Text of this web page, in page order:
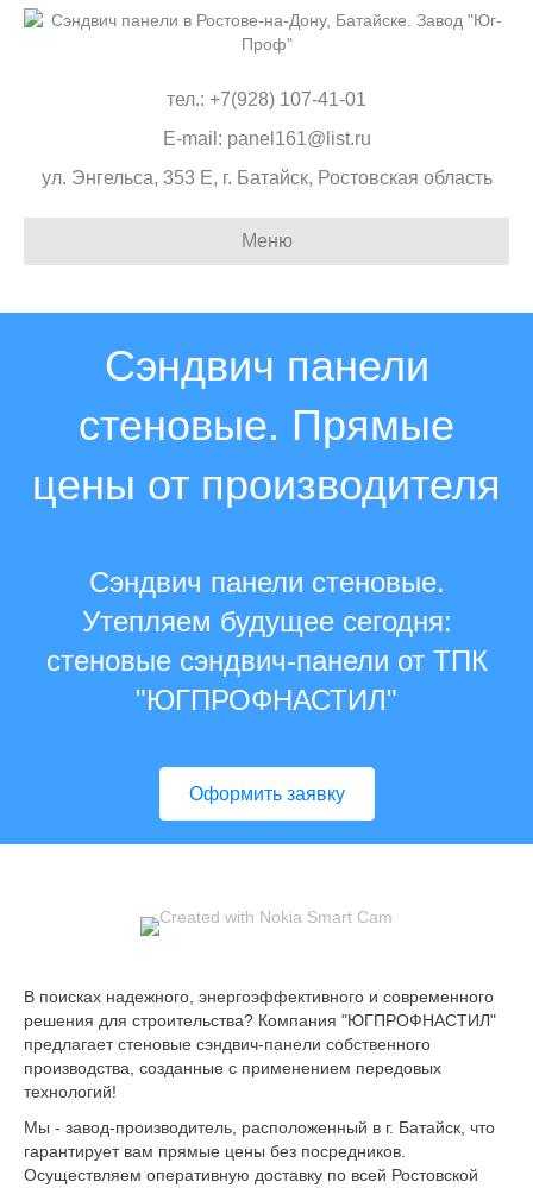
тел.: +7(928) 107-41-01
E-mail: panel161@list.ru
ул. Энгельса, 353 Е, г. Батайск, Ростовская область
Меню
Сэндвич панели
стеновые. Прямые
цены от производителя
Сэндвич панели стеновые.
Утепляем будущее сегодня:
стеновые сэндвич-панели от ТПК
"ЮГПРОФНАСТИЛ"
Оформить заявку
В поисках надежного, энергоэффективного и современного
решения для строительства? Компания "ЮГПРОФНАСТИЛ"
предлагает стеновые сэндвич-панели собственного
производства, созданные с применением передовых
технологий!
Мы - завод-производитель, расположенный в г. Батайск, что
гарантирует вам прямые цены без посредников.
Осуществляем оперативную доставку по всей Ростовской